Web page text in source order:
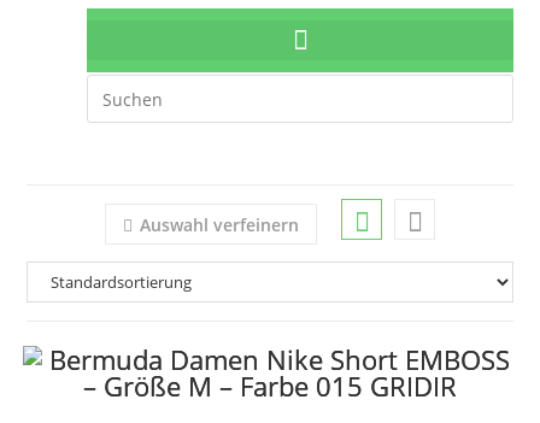
Auswahl verfeinern